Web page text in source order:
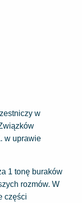
w
w uprawie
1 tonę buraków
rozmów. W
części